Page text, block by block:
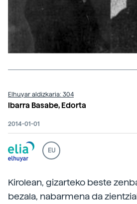
Elhuyar aldizkaria: 304
Ibarra Basabe, Edorta
2014-01-01
EU
Kirolean, gizarteko beste
bezala, nabarmena da